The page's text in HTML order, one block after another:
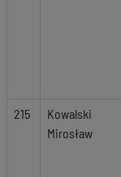
215
Kowalski
Mirosław